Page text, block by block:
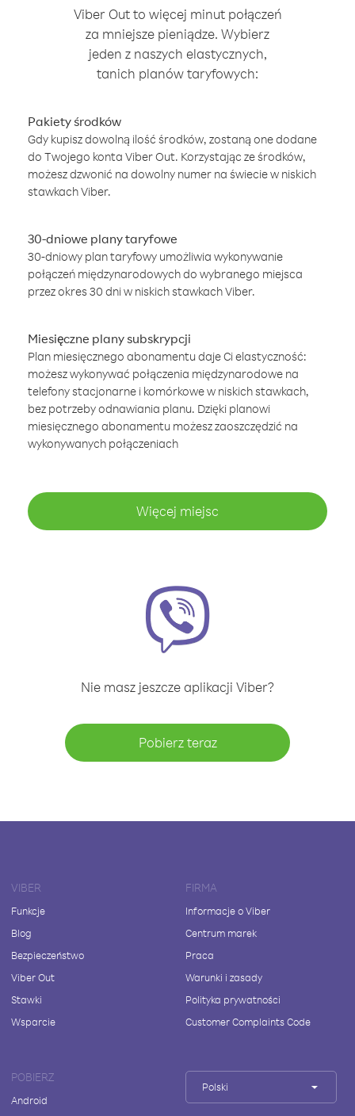
Viber Out to więcej minut połączeń
za mniejsze pieniądze. Wybierz
jeden z naszych elastycznych,
tanich planów taryfowych:
Pakiety środków
Gdy kupisz dowolną ilość środków, zostaną one dodane
do Twojego konta Viber Out. Korzystając ze środków,
możesz dzwonić na dowolny numer na świecie w niskich
stawkach Viber.
30-dniowe plany taryfowe
30-dniowy plan taryfowy umożliwia wykonywanie
połączeń międzynarodowych do wybranego miejsca
przez okres 30 dni w niskich stawkach Viber.
Miesięczne plany subskrypcji
Plan miesięcznego abonamentu daje Ci elastyczność:
możesz wykonywać połączenia międzynarodowe na
telefony stacjonarne i komórkowe w niskich stawkach,
bez potrzeby odnawiania planu. Dzięki planowi
miesięcznego abonamentu możesz zaoszczędzić na
wykonywanych połączeniach
Więcej miejsc
Nie masz jeszcze aplikacji Viber?
Pobierz teraz
VIBER
Funkcje
Blog
Bezpieczeństwo
Viber Out
Stawki
Wsparcie
FIRMA
Informacje o Viber
Centrum marek
Praca
Warunki i zasady
Polityka prywatności
Customer Complaints Code
POBIERZ
Android
Polski